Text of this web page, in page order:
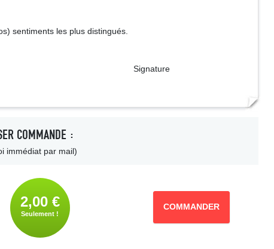
sentiments les plus distingués.
COMMANDE :
immédiat par mail)
2,00 €
Seulement !
COMMANDER